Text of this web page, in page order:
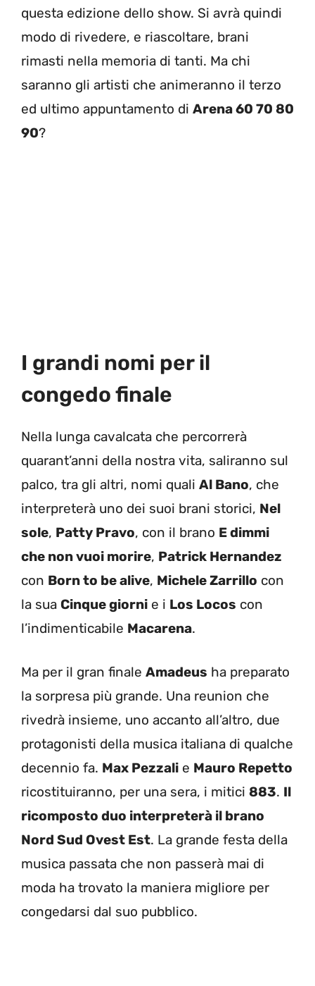
questa edizione dello show. Si avrà quindi
modo di rivedere, e riascoltare, brani
rimasti nella memoria di tanti. Ma chi
saranno gli artisti che animeranno il terzo
ed ultimo appuntamento di Arena 60 70 80
90?
I grandi nomi per il
congedo finale
Nella lunga cavalcata che percorrerà
quarant’anni della nostra vita, saliranno sul
palco, tra gli altri, nomi quali Al Bano, che
interpreterà uno dei suoi brani storici, Nel
sole, Patty Pravo, con il brano E dimmi
che non vuoi morire, Patrick Hernandez
con Born to be alive, Michele Zarrillo con
la sua Cinque giorni e i Los Locos con
l’indimenticabile Macarena.
Ma per il gran finale Amadeus ha preparato
la sorpresa più grande. Una reunion che
rivedrà insieme, uno accanto all’altro, due
protagonisti della musica italiana di qualche
decennio fa. Max Pezzali e Mauro Repetto
ricostituiranno, per una sera, i mitici 883. Il
ricomposto duo interpreterà il brano
Nord Sud Ovest Est. La grande festa della
musica passata che non passerà mai di
moda ha trovato la maniera migliore per
congedarsi dal suo pubblico.